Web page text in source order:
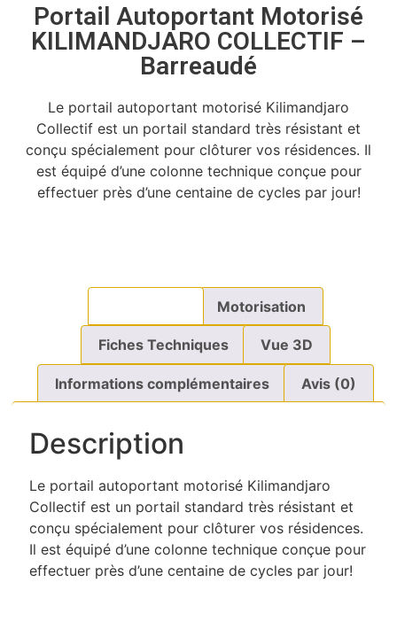
Portail Autoportant Motorisé
KILIMANDJARO COLLECTIF –
Barreaudé
Le portail autoportant motorisé Kilimandjaro
Collectif est un portail standard très résistant et
conçu spécialement pour clôturer vos résidences. Il
est équipé d’une colonne technique conçue pour
effectuer près d’une centaine de cycles par jour!
Motorisation
Fiches Techniques Vue 3D
Informations complémentaires Avis (0)
Description
Le portail autoportant motorisé Kilimandjaro
Collectif est un portail standard très résistant et
conçu spécialement pour clôturer vos résidences.
Il est équipé d’une colonne technique conçue pour
effectuer près d’une centaine de cycles par jour!